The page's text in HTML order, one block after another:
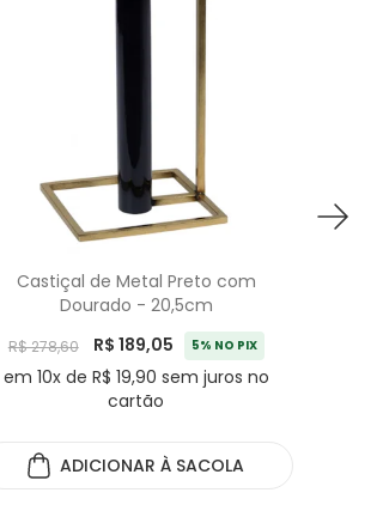
Castiçal de Metal Preto com
Dourado - 20,5cm
R$ 278,60 R$ 189,05 5% NO PIX
em 10x de R$ 19,90 sem juros no
cartão
ADICIONAR À SACOLA